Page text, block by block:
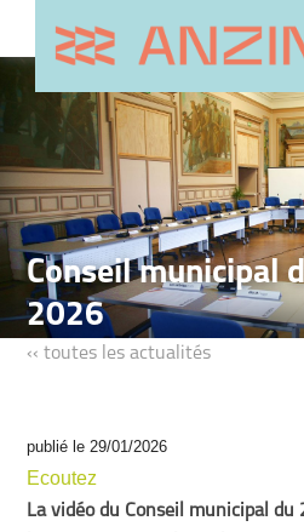
Conseil municipal du 2 février
2026
‹‹ toutes les actualités
publié le 29/01/2026
Ecoutez
La vidéo du Conseil municipal